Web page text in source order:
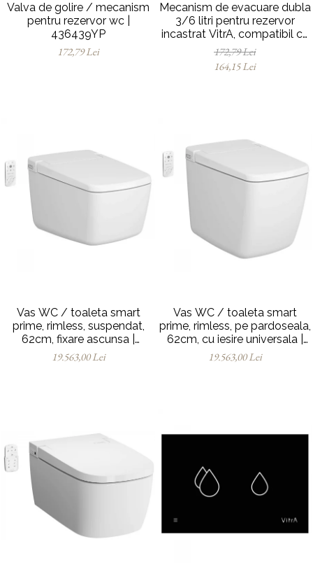
Valva de golire / mecanism
pentru rezervor wc |
436439YP
172,79 Lei
Mecanism de evacuare dubla
3/6 litri pentru rezervor
incastrat VitrA, compatibil cu
suport dreptunghiular |
436868YP
172,79 Lei
164,15 Lei
Vas WC / toaleta smart
prime, rimless, suspendat,
62cm, fixare ascunsa |
7231B403-6216
19.563,00 Lei
Vas WC / toaleta smart
prime, rimless, pe pardoseala,
62cm, cu iesire universala |
7232B403-6217
19.563,00 Lei